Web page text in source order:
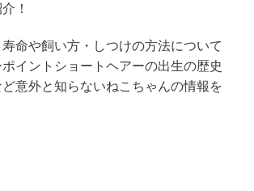
！
命や飼い方・しつけの方法について
イントショートヘアーの出生の歴史
意外と知らないねこちゃんの情報を